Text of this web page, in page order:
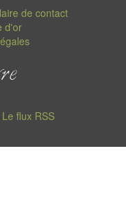
de contact
d'or
Le flux RSS